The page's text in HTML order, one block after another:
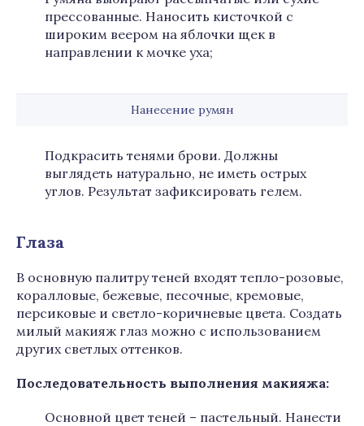
прессованные. Наносить кисточкой с
широким веером на яблочки щек в
направлении к мочке уха;
Нанесение румян
Подкрасить тенями брови. Должны
выглядеть натурально, не иметь острых
углов. Результат зафиксировать гелем.
Глаза
В основную палитру теней входят тепло-розовые,
коралловые, бежевые, песочные, кремовые,
персиковые и светло-коричневые цвета. Создать
милый макияж глаз можно с использованием
других светлых оттенков.
Последовательность выполнения макияжа:
Основной цвет теней – пастельный. Нанести